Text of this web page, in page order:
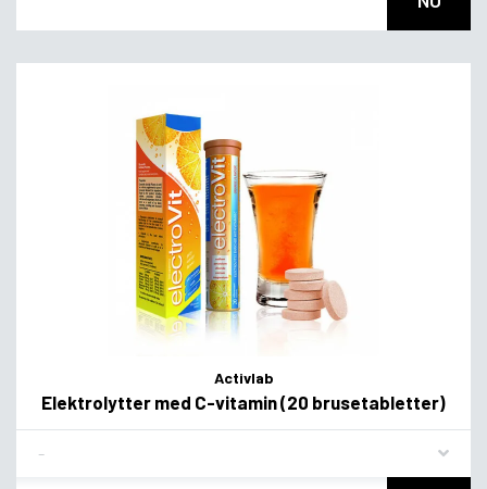
Activlab
Elektrolytter med C-vitamin (20 brusetabletter)